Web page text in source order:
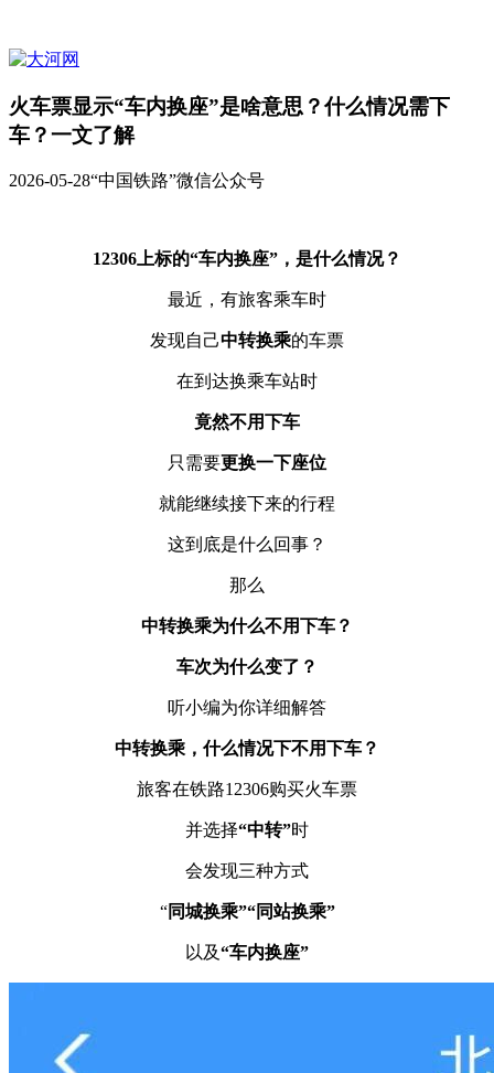
火车票显示“车内换座”是啥意思？什么情况需下
车？一文了解
2026-05-28“中国铁路”微信公众号
12306上标的“车内换座”，是什么情况？
最近，有旅客乘车时
发现自己中转换乘的车票
在到达换乘车站时
竟然不用下车
只需要更换一下座位
就能继续接下来的行程
这到底是什么回事？
那么
中转换乘为什么不用下车？
车次为什么变了？
听小编为你详细解答
中转换乘，什么情况下不用下车？
旅客在铁路12306购买火车票
并选择“中转”时
会发现三种方式
“同城换乘”“同站换乘”
以及“车内换座”